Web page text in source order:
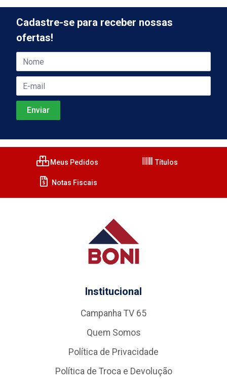
Cadastre-se para receber nossas
ofertas!
Meus Pedidos Títulos
Notas Fiscais
Institucional
Campanha TV 65
Quem Somos
Política de Privacidade
Política de Troca e Devolução